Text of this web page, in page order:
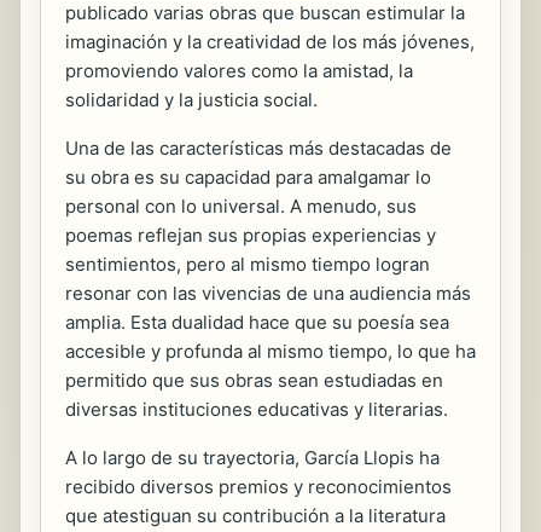
publicado varias obras que buscan estimular la
imaginación y la creatividad de los más jóvenes,
promoviendo valores como la amistad, la
solidaridad y la justicia social.
Una de las características más destacadas de
su obra es su capacidad para amalgamar lo
personal con lo universal. A menudo, sus
poemas reflejan sus propias experiencias y
sentimientos, pero al mismo tiempo logran
resonar con las vivencias de una audiencia más
amplia. Esta dualidad hace que su poesía sea
accesible y profunda al mismo tiempo, lo que ha
permitido que sus obras sean estudiadas en
diversas instituciones educativas y literarias.
A lo largo de su trayectoria, García Llopis ha
recibido diversos premios y reconocimientos
que atestiguan su contribución a la literatura